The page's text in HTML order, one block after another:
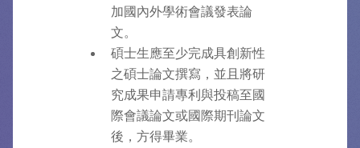
加國內外學術會議發表論
文。
碩士生應至少完成具創新性
之碩士論文撰寫，並且將研
究成果申請專利與投稿至國
際會議論文或國際期刊論文
後，方得畢業。